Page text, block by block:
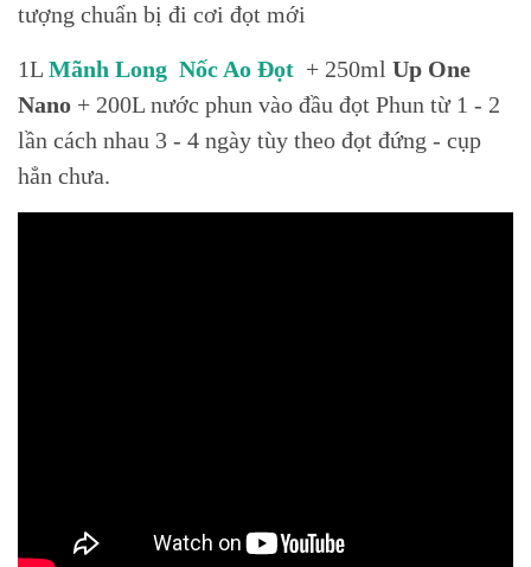
tượng chuẩn bị đi cơi đọt mới
1L Mãnh Long Nốc Ao Đọt + 250ml Up One
Nano + 200L nước phun vào đầu đọt Phun từ 1 - 2
lần cách nhau 3 - 4 ngày tùy theo đọt đứng - cụp
hẳn chưa.